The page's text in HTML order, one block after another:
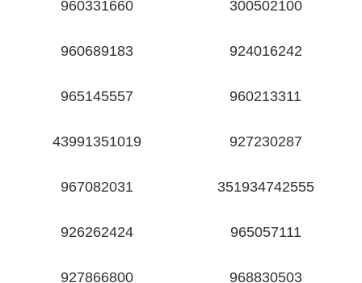
960331660 300502100
960689183 924016242
965145557 960213311
43991351019 927230287
967082031 351934742555
926262424 965057111
927866800 968830503